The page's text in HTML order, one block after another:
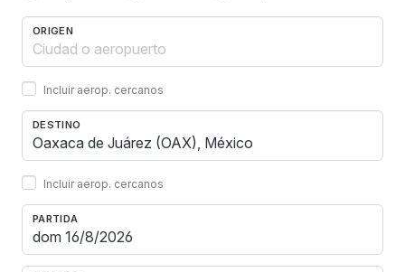
ORIGEN
Incluir aerop. cercanos
DESTINO
Incluir aerop. cercanos
PARTIDA